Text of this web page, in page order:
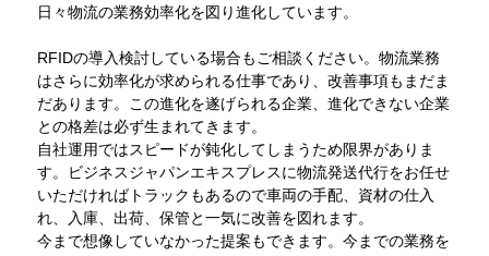
日々物流の業務効率化を図り進化しています。
RFIDの導入検討している場合もご相談ください。物流業務
はさらに効率化が求められる仕事であり、改善事項もまだま
だあります。この進化を遂げられる企業、進化できない企業
との格差は必ず生まれてきます。
自社運用ではスピードが鈍化してしまうため限界がありま
す。ビジネスジャパンエキスプレスに物流発送代行をお任せ
いただければトラックもあるので車両の手配、資材の仕入
れ、入庫、出荷、保管と一気に改善を図れます。
今まで想像していなかった提案もできます。今までの業務を